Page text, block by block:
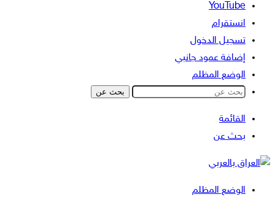
‫YouTube
انستقرام
تسجيل الدخول
إضافة عمود جانبي
الوضع المظلم
بحث عن
القائمة
بحث عن
الوضع المظلم